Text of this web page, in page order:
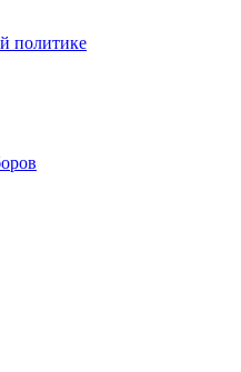
политике